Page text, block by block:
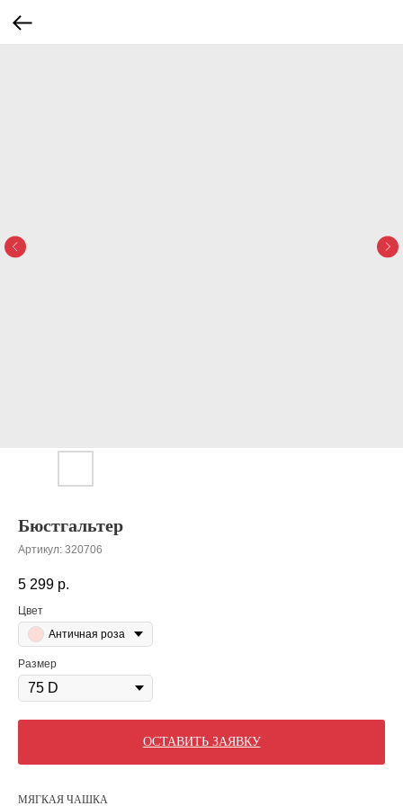
Бюстгальтер
Артикул: 320706
5 299 р.
Цвет
Античная роза
Размер
ОСТАВИТЬ ЗАЯВКУ
МЯГКАЯ ЧАШКА